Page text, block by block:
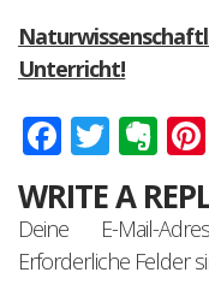
Unterricht!
WRITE A
Deine E-Mail-
Erforderliche Felder